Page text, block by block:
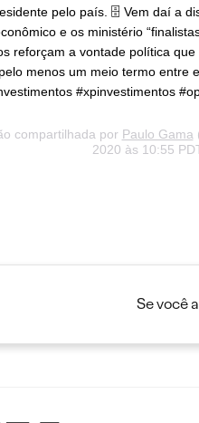
pelo país. 🗄 Vem daí a
e os ministério
reforçam a vontade política
menos um meio termo entre
#xpinvestimentos
compartilhada por Paulo Gama
2020 às 10:55
Se você